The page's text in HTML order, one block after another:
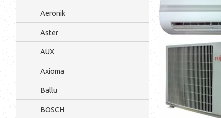
Aeronik
Aster
AUX
Axioma
Ballu
BOSCH